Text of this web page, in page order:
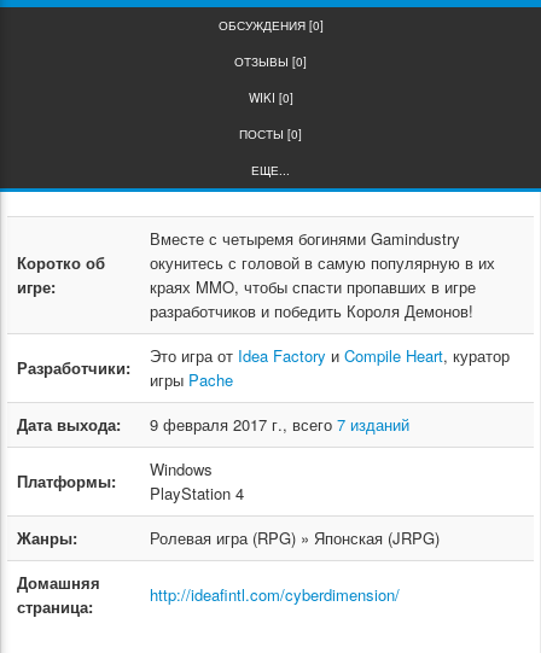
ОБСУЖДЕНИЯ [0]
ОТЗЫВЫ [0]
WIKI [0]
ПОСТЫ [0]
ЕЩЕ...
Коротко об
игре:
Вместе с четыремя богинями Gamindustry
окунитесь с головой в самую популярную в их
краях MMO, чтобы спасти пропавших в игре
разработчиков и победить Короля Демонов!
Разработчики:
Это игра от Idea Factory и Compile Heart, куратор
игры Pache
Дата выхода:
9 февраля 2017 г., всего 7 изданий
Платформы:
Windows
PlayStation 4
Жанры:
Ролевая игра (RPG) » Японская (JRPG)
Домашняя
страница:
http://ideafintl.com/cyberdimension/